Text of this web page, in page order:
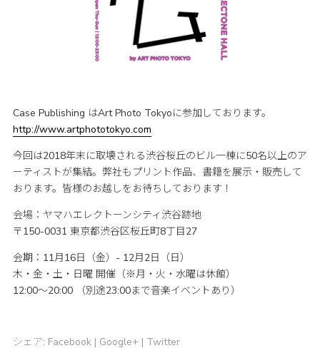
Case Publishing はArt Photo Tokyoに参加しております。
http://www.artphototokyo.com
今回は2018年末に取壊される渋谷桜丘のビル一棟に50名以上のア
ーティストが集結。弊社もプリント作品、書籍を展示・販売して
おります。皆様のお越しをお待ちしております！
会場：ヤマハエレクトーンシティ渋谷跡地
〒150-0031 東京都渋谷区桜丘町8丁目27
会期：11月16日（金）- 12月2日（日）
木・金・土・日曜 開催（※月・火・水曜は休館）
12:00～20:00 （別途23:00まで音楽イベントあり）
シェア: Facebook| Google+ | Twitter